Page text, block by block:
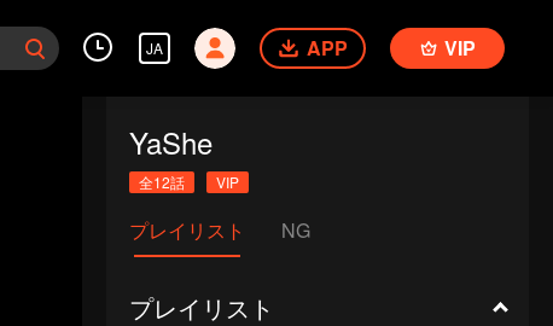
JA APP VIP
YaShe
全12話 VIP
プレイリスト NG
プレイリスト